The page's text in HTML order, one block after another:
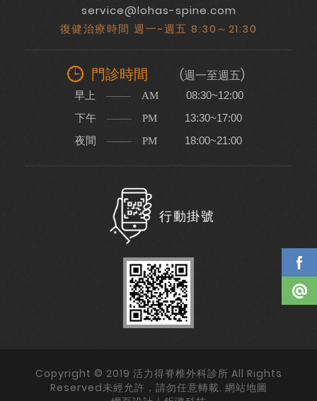
service@lohas-spine.com
復健治療時間 週一~週五 8:30～21:30
門診時間 (週一至週五)
早上 AM 08:30~12:00
下午 PM 13:30~17:00
夜間 PM 18:00~21:00
行動掛號
Copyright © 2019 活力得脊椎外科診所 All Rights
Reserved未經允許，請勿任意轉載. 網站地圖